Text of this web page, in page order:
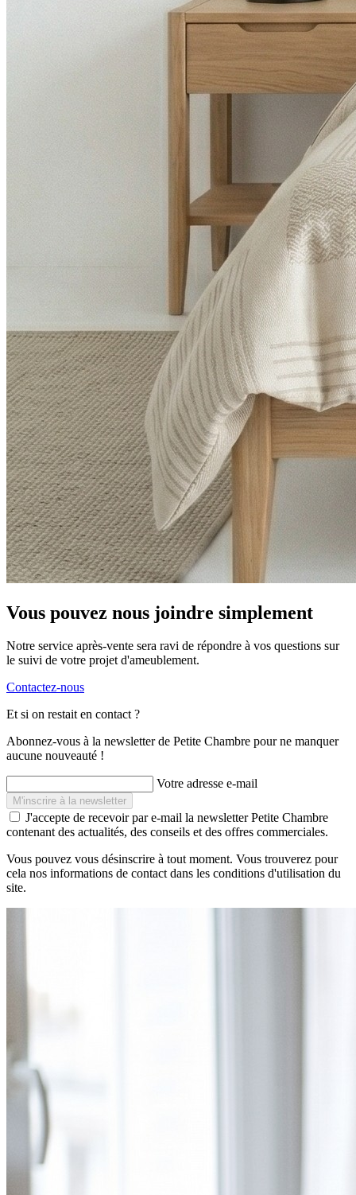
Vous pouvez nous joindre simplement
Notre service après-vente sera ravi de répondre à vos questions sur
le suivi de votre projet d'ameublement.
Contactez-nous
Et si on restait en contact ?
Abonnez-vous à la newsletter de Petite Chambre pour ne manquer
aucune nouveauté !
Votre adresse e-mail
J'accepte de recevoir par e-mail la newsletter Petite Chambre
contenant des actualités, des conseils et des offres commerciales.
Vous pouvez vous désinscrire à tout moment. Vous trouverez pour
cela nos informations de contact dans les conditions d'utilisation du
site.